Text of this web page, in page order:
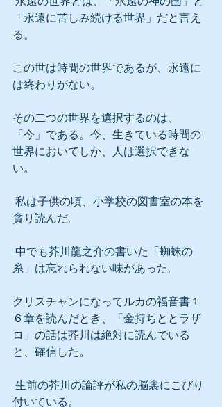
「永遠に苦しみ続ける世界」だと言え
る。
この世は時間の世界であるが、永遠に
は終わりがない。
その二つの世界を選択するのは、
「今」である。今、生きている時間の
世界においてしか、人は選択できな
い。
貪り読んだ。
糸」は忘れられない味があった。
クリスチャンになってルカの福音書１
６章を読んだとき、「金持ちととラザ
ロ」の話は芥川は絶対に読んでいる
と、確信した。
付いている。